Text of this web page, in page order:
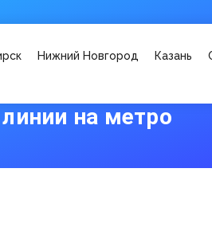
Нижний Новгород Казань
на метро